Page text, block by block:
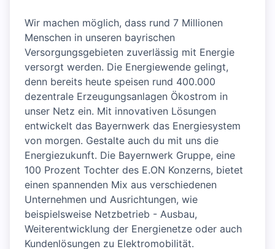
Wir machen möglich, dass rund 7 Millionen
Menschen in unseren bayrischen
Versorgungsgebieten zuverlässig mit Energie
versorgt werden. Die Energiewende gelingt,
denn bereits heute speisen rund 400.000
dezentrale Erzeugungsanlagen Ökostrom in
unser Netz ein. Mit innovativen Lösungen
entwickelt das Bayernwerk das Energiesystem
von morgen. Gestalte auch du mit uns die
Energiezukunft. Die Bayernwerk Gruppe, eine
100 Prozent Tochter des E.ON Konzerns, bietet
einen spannenden Mix aus verschiedenen
Unternehmen und Ausrichtungen, wie
beispielsweise Netzbetrieb - Ausbau,
Weiterentwicklung der Energienetze oder auch
Kundenlösungen zu Elektromobilität.